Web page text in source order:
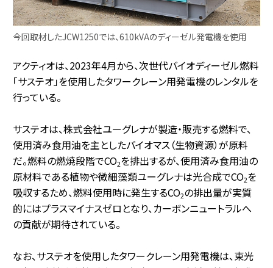
今回取材したJCW1250では、610kVAのディーゼル発電機を使用
アクティオは、2023年4月から、次世代バイオディーゼル燃料
「サステオ」を使用したタワークレーン用発電機のレンタルを
行っている。
サステオは、株式会社ユーグレナが製造・販売する燃料で、
使用済み食用油を主としたバイオマス（生物資源）が原料
だ。燃料の燃焼段階でCO2を排出するが、使用済み食用油の
原材料である植物や微細藻類ユーグレナは光合成でCO2を
吸収するため、燃料使用時に発生するCO2の排出量が実質
的にはプラスマイナスゼロとなり、カーボンニュートラルへ
の貢献が期待されている。
なお、サステオを使用したタワークレーン用発電機は、東光